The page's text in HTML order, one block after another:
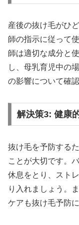
産後の抜け毛がひ
師の指示に従って
師は適切な成分と
し、母乳育児中の
の影響について確
解決策3: 健康
抜け毛を予防する
ことが大切です。
休息をとり、スト
り入れましょう。
ケアも抜け毛予防